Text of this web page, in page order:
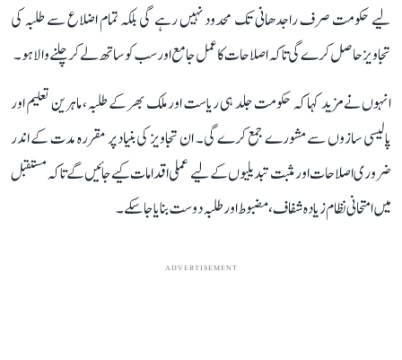
لیے حکومت صرف راجدھانی تک محدود نہیں رہے گی بلکہ تمام اضلاع سے طلبہ کی
تجاویز حاصل کرے گی تاکہ اصلاحات کا عمل جامع اور سب کو ساتھ لے کر چلنے والا ہو۔
انہوں نے مزید کہا کہ حکومت جلد ہی ریاست اور ملک بھر کے طلبہ، ماہرین تعلیم اور
پالیسی سازوں سے مشورے جمع کرے گی۔ ان تجاویز کی بنیاد پر مقررہ مدت کے اندر
ضروری اصلاحات اور مثبت تبدیلیوں کے لیے عملی اقدامات کیے جائیں گے تاکہ مستقبل
میں امتحانی نظام زیادہ شفاف، مضبوط اور طلبہ دوست بنایا جا سکے۔
ADVERTISEMENT